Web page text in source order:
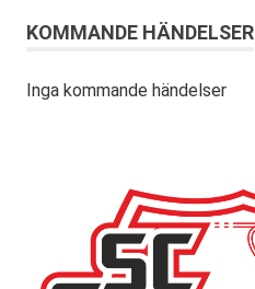
KOMMANDE HÄNDELSER
Inga kommande händelser